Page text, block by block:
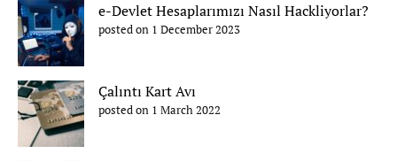
e-Devlet Hesaplarımızı Nasıl Hackliyorlar?
posted on 1 December 2023
Çalıntı Kart Avı
posted on 1 March 2022